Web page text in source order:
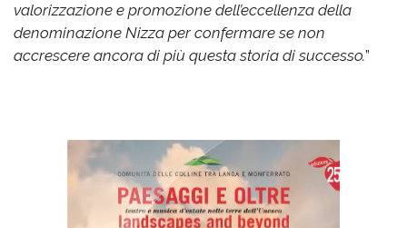
valorizzazione e promozione dell’eccellenza della
denominazione Nizza per confermare se non
accrescere ancora di più questa storia di successo.”